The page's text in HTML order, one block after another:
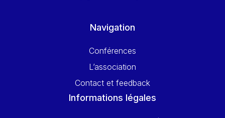
Navigation
Conférences
L’association
Contact et feedback
Informations légales